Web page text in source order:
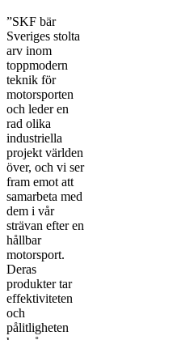
”SKF bär
Sveriges stolta
arv inom
toppmodern
teknik för
motorsporten
och leder en
rad olika
industriella
projekt världen
över, och vi ser
fram emot att
samarbeta med
dem i vår
strävan efter en
hållbar
motorsport.
Deras
produkter tar
effektiviteten
och
pålitligheten